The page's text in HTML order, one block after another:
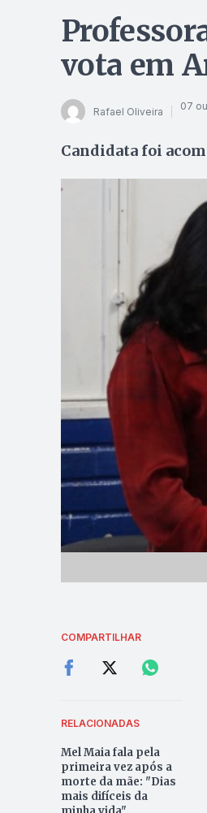
vota em
Rafael Oliveira 07
Candidata foi
COMPARTILHAR
RELACIONADAS
Mel Maia fala pela
primeira vez após a
morte da mãe: "Dias
mais difíceis da